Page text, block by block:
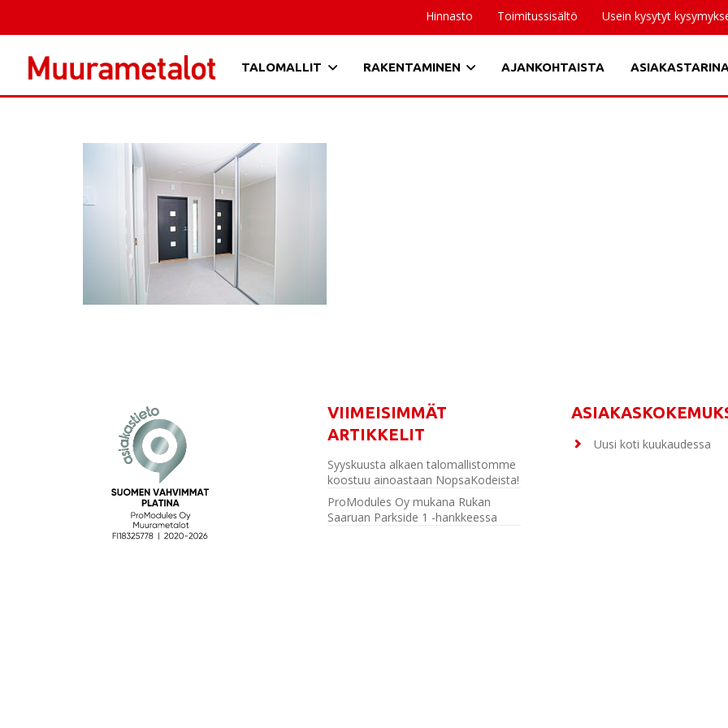
Hinnasto Toimitussisältö Usein kysytyt
TALOMALLIT RAKENTAMINEN AJANKOHTAISTA
VIIMEISIMMÄT
ARTIKKELIT
Syyskuusta alkaen talomallistomme
koostuu ainoastaan NopsaKodeista!
ProModules Oy mukana Rukan
Saaruan Parkside 1 -hankkeessa
Uusi koti kuukaudessa